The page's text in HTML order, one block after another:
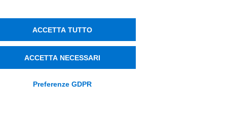
Correggio (RE)
Privacy Policy
ACCETTA TUTTO
ACCETTA NECESSARI
Preferenze GDPR